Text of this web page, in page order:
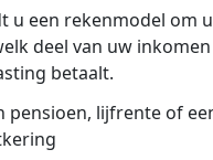
u een rekenmodel om
deel van uw
betaalt.
pensioen, lijfrente of